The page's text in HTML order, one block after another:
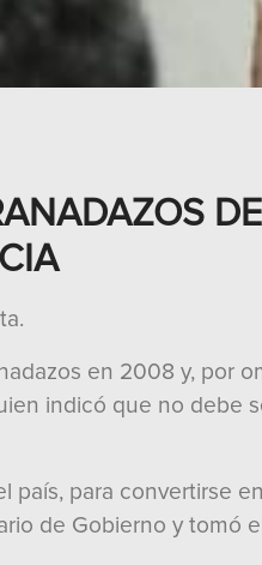
DE
en 2008 y, por
indicó que no debe
país, para convertirse
de Gobierno y tomó